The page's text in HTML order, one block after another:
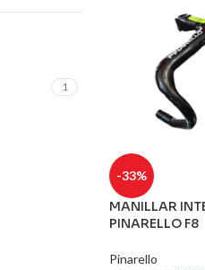
1
-33%
MANILLAR
PINARELLO F8
Pinarello